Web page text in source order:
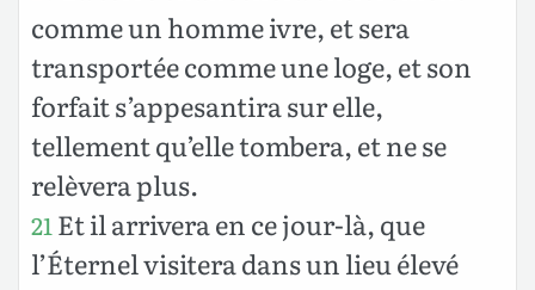
comme un homme ivre, et sera
transportée comme une loge, et son
forfait s’appesantira sur elle,
tellement qu’elle tombera, et ne se
relèvera plus.
21 Et il arrivera en ce jour-là, que
l’Éternel visitera dans un lieu élevé